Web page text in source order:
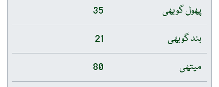
پھول گوبھی
35
بند گوبھی
21
میتھی
80